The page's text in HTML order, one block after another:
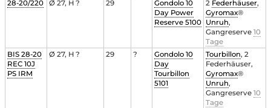
28-20/220 Ø 27, H ? 29
Gondolo 10
Day Power
Reserve 5100
2 Federhäuser,
Gyromax®
Unruh,
Gangreserve 10
Tage
BIS 28-20
REC 10J
PS IRM
Ø 27, H ? 29 ?
Gondolo 10
Day
Tourbillon
5101
Tourbillon, 2
Federhäuser,
Gyromax®
Unruh,
Gangreserve 10
Tage